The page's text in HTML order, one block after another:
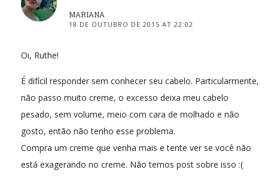
MARIANA
18 DE OUTUBRO DE 2015 AT 22:02
Oi, Ruthe!
É difícil responder sem conhecer seu cabelo. Particularmente,
não passo muito creme, o excesso deixa meu cabelo
pesado, sem volume, meio com cara de molhado e não
gosto, então não tenho esse problema.
Compra um creme que venha mais e tente ver se você não
está exagerando no creme. Não temos post sobre isso :(